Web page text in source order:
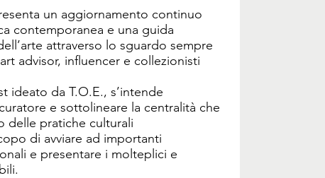
un aggiornamento continuo
contemporanea e una guida
attraverso lo sguardo sempre
advisor, influencer e collezionisti
ideato da T.O.E., s’intende
e sottolineare la centralità che
delle pratiche culturali
di avviare ad importanti
e presentare i molteplici e